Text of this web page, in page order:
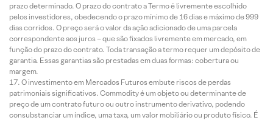
prazo determinado. O prazo do contrato a Termo é livremente escolhido
pelos investidores, obedecendo o prazo mínimo de 16 dias e máximo de 999
dias corridos. O preço será o valor da ação adicionado de uma parcela
correspondente aos juros – que são fixados livremente em mercado, em
função do prazo do contrato. Toda transação a termo requer um depósito de
garantia. Essas garantias são prestadas em duas formas: cobertura ou
margem.
O investimento em Mercados Futuros embute riscos de perdas
patrimoniais significativos. Commodity é um objeto ou determinante de
preço de um contrato futuro ou outro instrumento derivativo, podendo
consubstanciar um índice, uma taxa, um valor mobiliário ou produto físico. É